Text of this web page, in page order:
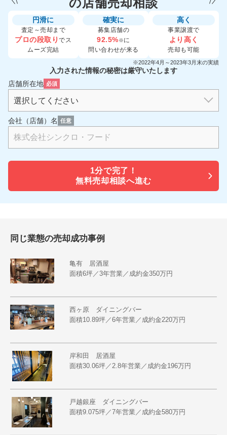
円滑に
査定～売却まで
プロの段取りでス
ムーズ完結
確実に
募集店舗の
92.5%※に
問い合わせが来る
高く
事業譲渡で
より高く
売却も可能
※2022年4月～2023年3月末の実績
入力された情報の秘密は厳守いたします
店舗所在地 必須
会社（店舗）名 任意
1分で完了！
無料売却相談へ進む
同じ業態の売却成功事例
亀有 居酒屋
面積6坪／3年営業／成約金350万円
西ヶ原 ダイニングバー
面積10.89坪／6年営業／成約金220万円
岸和田 居酒屋
面積30.06坪／2.8年営業／成約金196万円
戸越銀座 ダイニングバー
面積9.075坪／7年営業／成約金580万円